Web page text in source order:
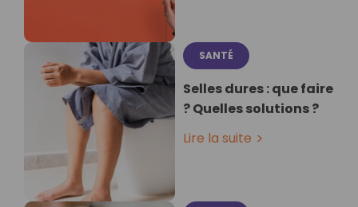
SANTÉ
Selles dures : que faire
? Quelles solutions ?
Lire la suite